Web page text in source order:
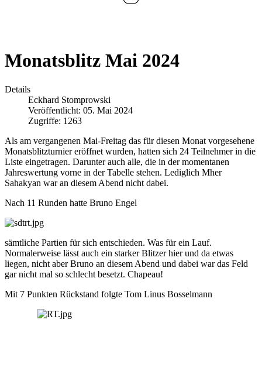
Monatsblitz Mai 2024
Details
Eckhard Stomprowski
Veröffentlicht: 05. Mai 2024
Zugriffe: 1263
Als am vergangenen Mai-Freitag das für diesen Monat vorgesehene
Monatsblitzturnier eröffnet wurden, hatten sich 24 Teilnehmer in die
Liste eingetragen. Darunter auch alle, die in der momentanen
Jahreswertung vorne in der Tabelle stehen. Lediglich Mher
Sahakyan war an diesem Abend nicht dabei.
Nach 11 Runden hatte Bruno Engel
sämtliche Partien für sich entschieden. Was für ein Lauf.
Normalerweise lässt auch ein starker Blitzer hier und da etwas
liegen, nicht aber Bruno an diesem Abend und dabei war das Feld
gar nicht mal so schlecht besetzt. Chapeau!
Mit 7 Punkten Rückstand folgte Tom Linus Bosselmann